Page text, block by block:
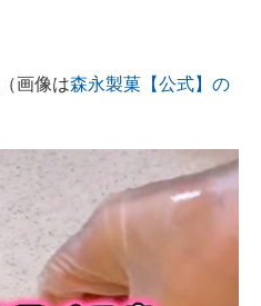
（画像は森永製菓【公式】の